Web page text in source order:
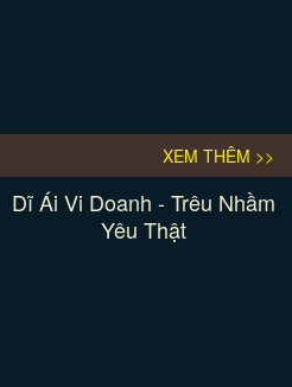
XEM THÊM >>
Dĩ Ái Vi Doanh - Trêu Nhầm
Yêu Thật